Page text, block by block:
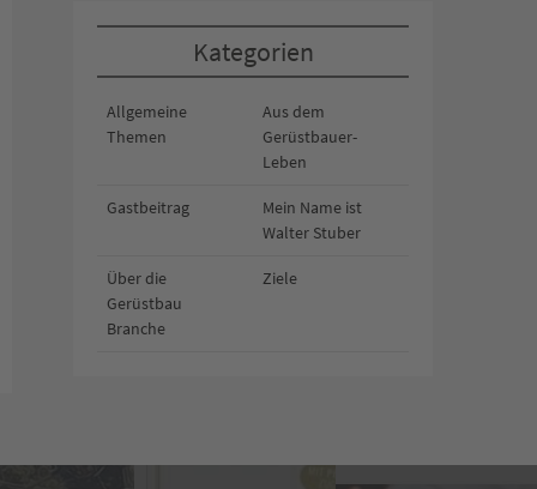
Kategorien
Allgemeine
Themen
Aus dem
Gerüstbauer-
Leben
Gastbeitrag
Mein Name ist
Walter Stuber
Über die
Gerüstbau
Branche
Ziele